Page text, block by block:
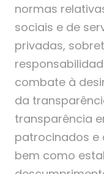
normas
sociais e de
privadas,
combate à
da
transparência
patrocinados e
bem como